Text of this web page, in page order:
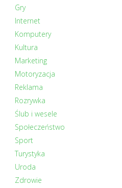
Gry
Internet
Komputery
Kultura
Marketing
Motoryzacja
Reklama
Rozrywka
Ślub i wesele
Społeczeństwo
Sport
Turystyka
Uroda
Zdrowie